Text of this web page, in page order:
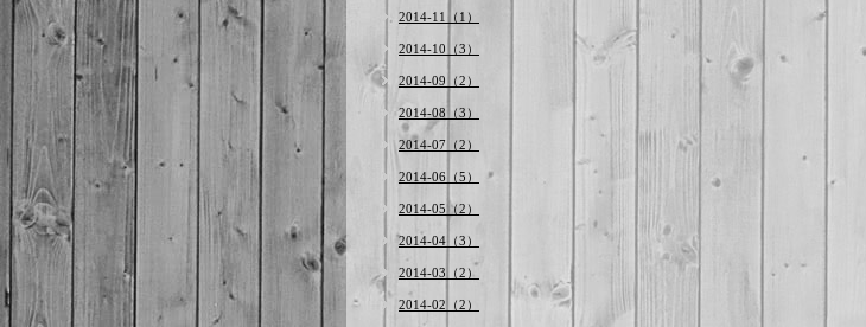
2014-11（1）
2014-10（3）
2014-09（2）
2014-08（3）
2014-07（2）
2014-06（5）
2014-05（2）
2014-04（3）
2014-03（2）
2014-02（2）